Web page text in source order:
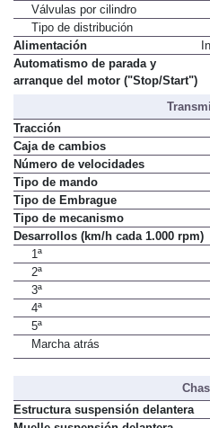
Válvulas por cilindro
Tipo de distribución
Alimentación
Automatismo de parada y
arranque del motor ("Stop/Start")
Tracción
Caja de cambios
Número de velocidades
Tipo de mando
Tipo de Embrague
Tipo de mecanismo
Desarrollos (km/h cada 1.000 rpm)
1ª
2ª
3ª
4ª
5ª
Marcha atrás
Estructura suspensión delantera